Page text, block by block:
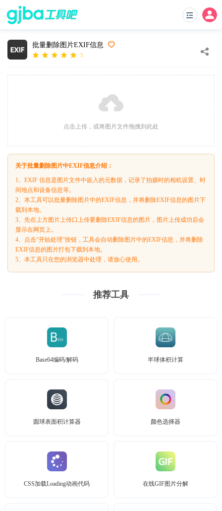
批量删除图片EXIF信息
5
点击上传，或将图片文件拖拽到此处
关于批量删除图片中EXIF信息介绍：
1、EXIF 信息是图片文件中嵌入的元数据，记录了拍摄时的相机设置、时
间地点和设备信息等。
2、本工具可以批量删除图片中的EXIF信息，并将删除EXIF信息的图片下
载到本地。
3、先在上方图片上传口上传要删除EXIF信息的图片，图片上传成功后会
显示在网页上。
4、点击“开始处理”按钮，工具会自动删除图片中的EXIF信息，并将删除
EXIF信息的图片打包下载到本地。
5、本工具只在您的浏览器中处理，请放心使用。
推荐工具
Base64编码/解码 半球体积计算
圆球表面积计算器 颜色选择器
CSS加载Loading动画代码 在线GIF图片分解